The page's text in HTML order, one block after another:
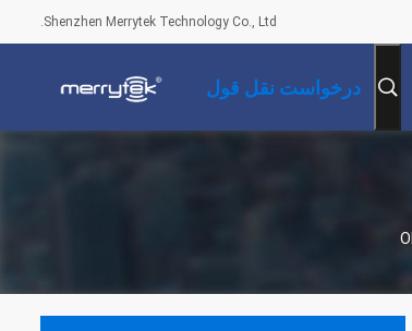
Shenzhen Merrytek Technology Co., Ltd.
درخواست نقل قول